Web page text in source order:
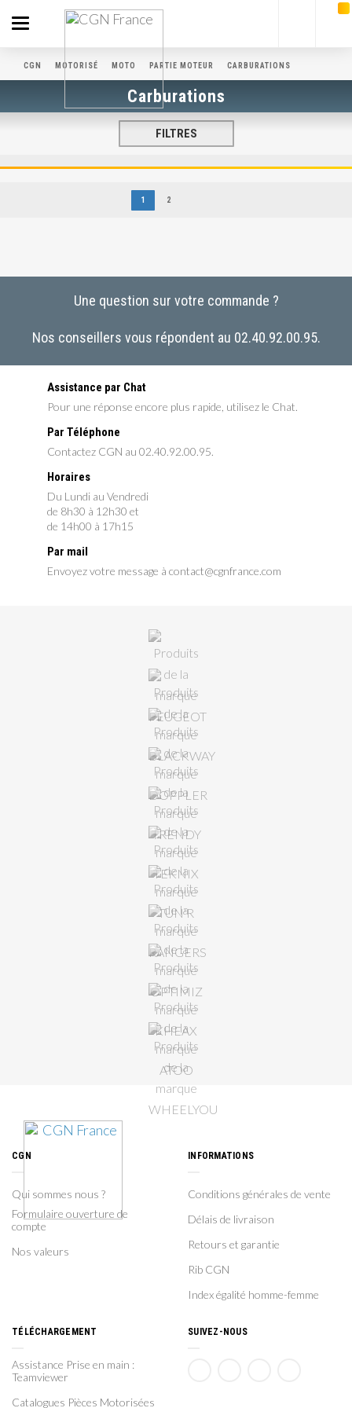
Toggle
navigation
CGN MOTORISÉ MOTO PARTIE MOTEUR CARBURATIONS
Carburations
FILTRES
1 2
Une question sur votre commande ?
Nos conseillers vous répondent au 02.40.92.00.95.
Assistance par Chat
Pour une réponse encore plus rapide, utilisez le Chat.
Par Téléphone
Contactez CGN au 02.40.92.00.95.
Horaires
Du Lundi au Vendredi
de 8h30 à 12h30 et
de 14h00 à 17h15
Par mail
Envoyez votre message à contact@cgnfrance.com
CGN
Qui sommes nous ?
Formulaire ouverture de
compte
Nos valeurs
INFORMATIONS
Conditions générales de vente
Délais de livraison
Retours et garantie
Rib CGN
Index égalité homme-femme
TÉLÉCHARGEMENT
Assistance Prise en main :
Teamviewer
Catalogues Pièces Motorisées
SUIVEZ-NOUS